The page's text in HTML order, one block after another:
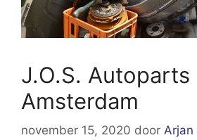
J.O.S. Autoparts
Amsterdam
november 15, 2020 door Arjan